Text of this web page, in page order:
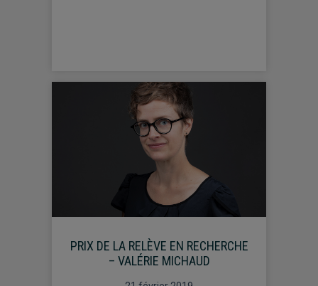
PRIX DE LA RELÈVE EN RECHERCHE
– VALÉRIE MICHAUD